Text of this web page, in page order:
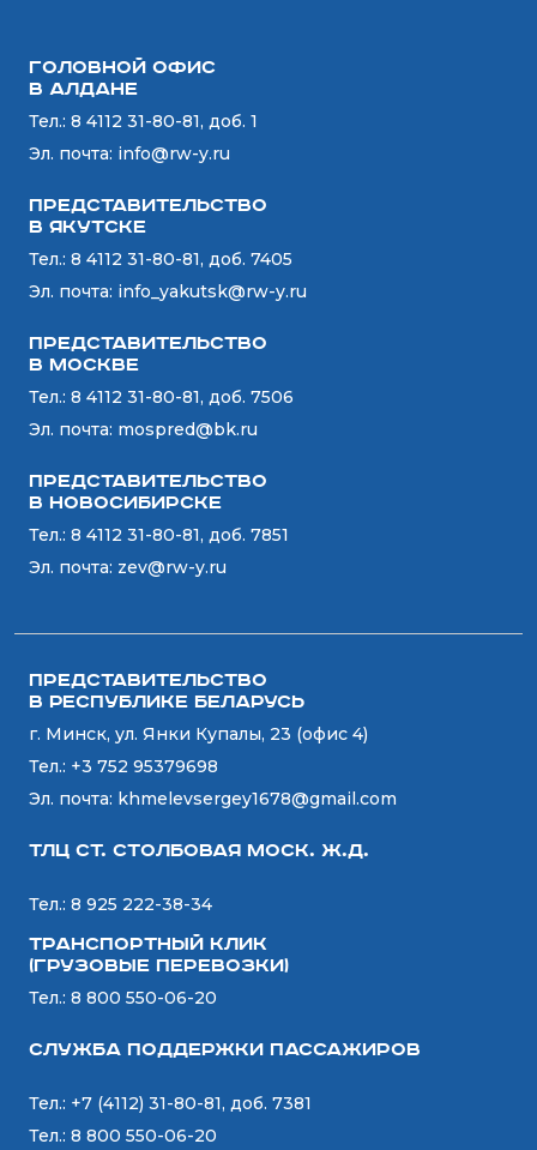
Головной офис
в Алдане
Тел.: 8 4112 31-80-81, доб. 1
Эл. почта: info@rw-y.ru
Представительство
в Якутске
Тел.: 8 4112 31-80-81, доб. 7405
Эл. почта: info_yakutsk@rw-y.ru
Представительство
в Москве
Тел.: 8 4112 31-80-81, доб. 7506
Эл. почта: mospred@bk.ru
Представительство
в Новосибирске
Тел.: 8 4112 31-80-81, доб. 7851
Эл. почта: zev@rw-y.ru
Представительство
в Республике Беларусь
г. Минск, ул. Янки Купалы, 23 (офис 4)
Тел.: +3 752 95379698
Эл. почта: khmelevsergey1678@gmail.com
ТЛЦ ст. СТОЛБОВАЯ Моск. Ж.Д.
Тел.: 8 925 222-38-34
Транспортный Клик
(Грузовые перевозки)
Тел.: 8 800 550-06-20
Служба поддержки пассажиров
Тел.: +7 (4112) 31-80-81, доб. 7381
Тел.: 8 800 550-06-20